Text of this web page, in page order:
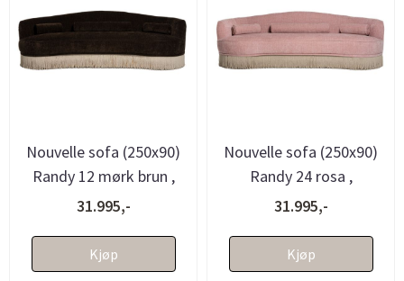
Nouvelle sofa (250x90)
Randy 12 mørk brun ,
avtagbare frynser -
31.995,-
Kjøp
Nouvelle sofa (250x90)
Randy 24 rosa ,
avtagbare frynser -
31.995,-
Kjøp